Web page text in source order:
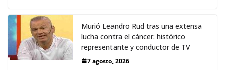
Murió Leandro Rud tras una extensa
lucha contra el cáncer: histórico
representante y conductor de TV
7 agosto, 2026